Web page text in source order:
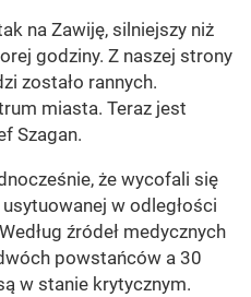
na Zawiję, silniejszy niż
godziny. Z naszej strony
zostało rannych.
miasta. Teraz jest
Szagan.
że wycofali się
w odległości
źródeł medycznych
powstańców a 30
w stanie krytycznym.